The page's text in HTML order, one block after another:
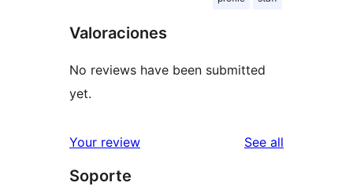
Valoraciones
No reviews have been submitted
yet.
Your review See all
Soporte